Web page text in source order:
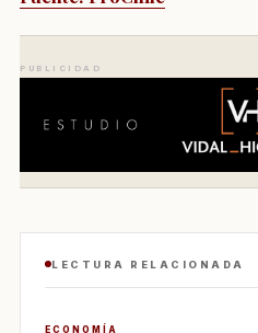
PUBLICIDAD
LECTURA RELACIONADA
ECONOMÍA